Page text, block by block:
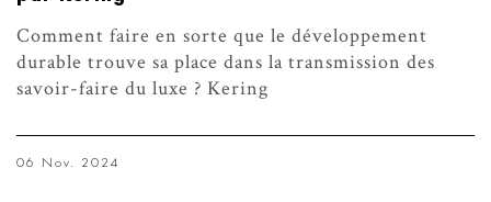
Comment faire en sorte que le développement
durable trouve sa place dans la transmission des
savoir-faire du luxe ? Kering
06 Nov. 2024